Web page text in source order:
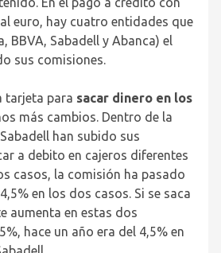
euro, hay cuatro entidades que
BBVA, Sabadell y Abanca) el
sus comisiones.
tarjeta para sacar dinero en los
más cambios. Dentro de la
han subido sus
a debito en cajeros diferentes
casos, la comisión ha pasado
en los dos casos. Si se saca
aumenta en estas dos
hace un año era del 4,5% en